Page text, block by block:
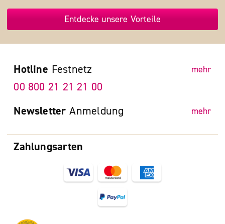
Entdecke unsere Vorteile
Zahlungsarten
Hotline Festnetz mehr
00 800 21 21 21 00
Newsletter Anmeldung mehr